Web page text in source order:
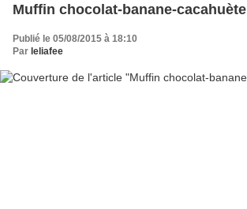
Muffin chocolat-banane-cacahuète
Publié le 05/08/2015 à 18:10
Par leliafee